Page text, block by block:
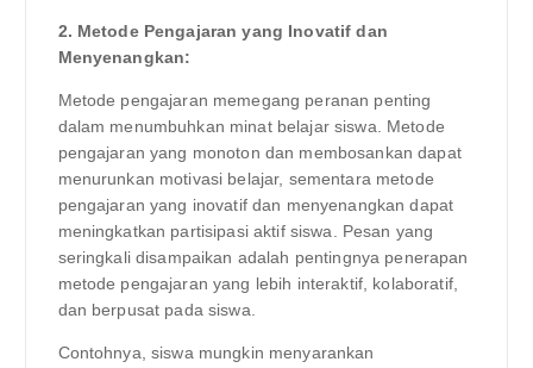
2. Metode Pengajaran yang Inovatif dan
Menyenangkan:
Metode pengajaran memegang peranan penting
dalam menumbuhkan minat belajar siswa. Metode
pengajaran yang monoton dan membosankan dapat
menurunkan motivasi belajar, sementara metode
pengajaran yang inovatif dan menyenangkan dapat
meningkatkan partisipasi aktif siswa. Pesan yang
seringkali disampaikan adalah pentingnya penerapan
metode pengajaran yang lebih interaktif, kolaboratif,
dan berpusat pada siswa.
Contohnya, siswa mungkin menyarankan